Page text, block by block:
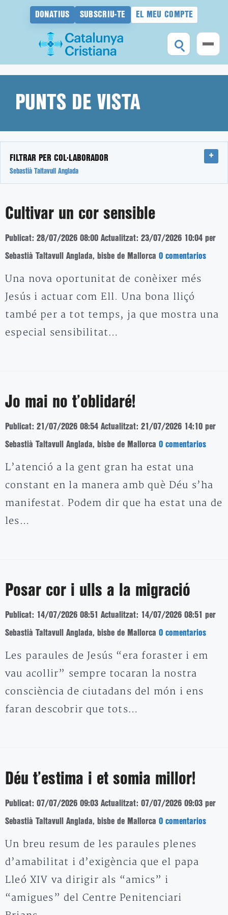
DONATIUS SUBSCRIU-TE EL MEU COMPTE
contingutPUNTS DE VISTA
FILTRAR PER COL·LABORADOR
Sebastià Taltavull Anglada
Cultivar un cor sensible
Publicat: 28/07/2026 08:00 Actualitzat: 23/07/2026 10:04 per
Sebastià Taltavull Anglada, bisbe de Mallorca 0 comentarios
Una nova oportunitat de conèixer més
Jesús i actuar com Ell. Una bona lliçó
també per a tot temps, ja que mostra una
especial sensibilitat…
Jo mai no t’oblidaré!
Publicat: 21/07/2026 08:54 Actualitzat: 21/07/2026 14:10 per
Sebastià Taltavull Anglada, bisbe de Mallorca 0 comentarios
L’atenció a la gent gran ha estat una
constant en la manera amb què Déu s’ha
manifestat. Podem dir que ha estat una de
les…
Posar cor i ulls a la migració
Publicat: 14/07/2026 08:51 Actualitzat: 14/07/2026 08:51 per
Sebastià Taltavull Anglada, bisbe de Mallorca 0 comentarios
Les paraules de Jesús “era foraster i em
vau acollir” sempre tocaran la nostra
consciència de ciutadans del món i ens
faran descobrir que tots…
Déu t’estima i et somia millor!
Publicat: 07/07/2026 09:03 Actualitzat: 07/07/2026 09:03 per
Sebastià Taltavull Anglada, bisbe de Mallorca 0 comentarios
Un breu resum de les paraules plenes
d’amabilitat i d’exigència que el papa
Lleó XIV va dirigir als “amics” i
“amigues” del Centre Penitenciari